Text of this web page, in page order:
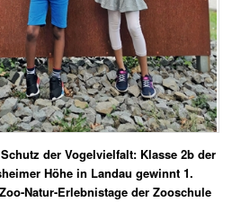
der Vogelvielfalt: Klasse 2b der
Höhe in Landau gewinnt 1.
Natur-Erlebnistage der Zooschule